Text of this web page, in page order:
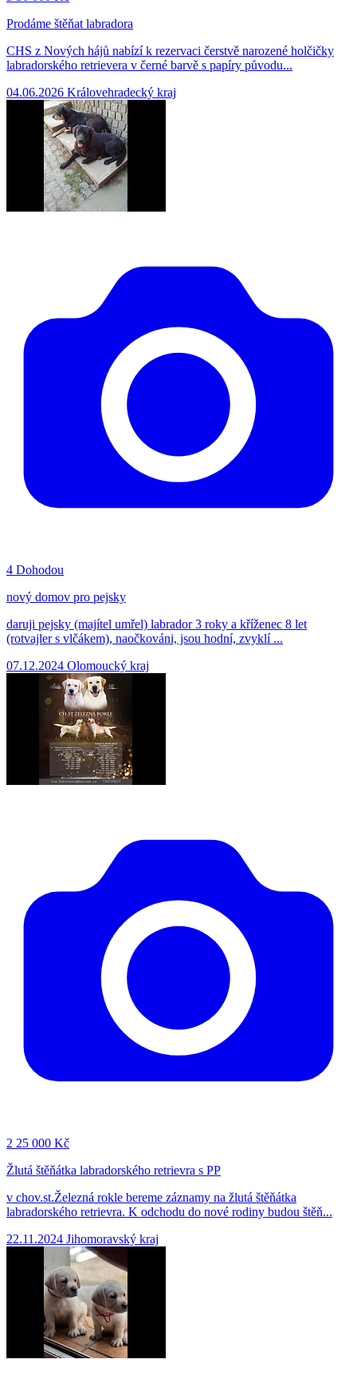
Prodáme štěňat labradora
CHS z Nových hájů nabízí k rezervaci čerstvě narozené holčičky
labradorského retrievera v černé barvě s papíry původu...
04.06.2026 Královehradecký kraj
4 Dohodou
nový domov pro pejsky
daruji pejsky (majítel umřel) labrador 3 roky a kříženec 8 let
(rotvajler s vlčákem), naočkováni, jsou hodní, zvyklí ...
07.12.2024 Olomoucký kraj
2 25 000 Kč
Žlutá štěňátka labradorského retrievra s PP
v chov.st.Železná rokle bereme záznamy na žlutá štěňátka
labradorského retrievra. K odchodu do nové rodiny budou štěň...
22.11.2024 Jihomoravský kraj